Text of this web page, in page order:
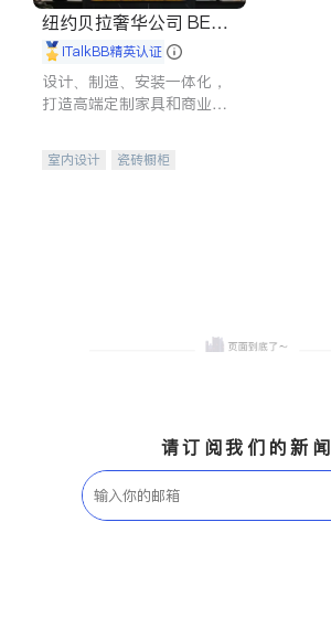
纽约贝拉奢华公司 BELL
A LUXE
iTalkBB精英认证
设计、制造、安装一体化，
打造高端定制家具和商业空
室内设计
瓷砖橱柜
请订阅我们的新闻